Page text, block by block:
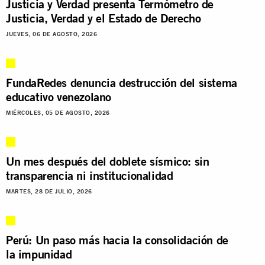
Justicia y Verdad presenta Termómetro de
Justicia, Verdad y el Estado de Derecho
JUEVES, 06 DE AGOSTO, 2026
FundaRedes denuncia destrucción del sistema
educativo venezolano
MIÉRCOLES, 05 DE AGOSTO, 2026
Un mes después del doblete sísmico: sin
transparencia ni institucionalidad
MARTES, 28 DE JULIO, 2026
Perú: Un paso más hacia la consolidación de
la impunidad